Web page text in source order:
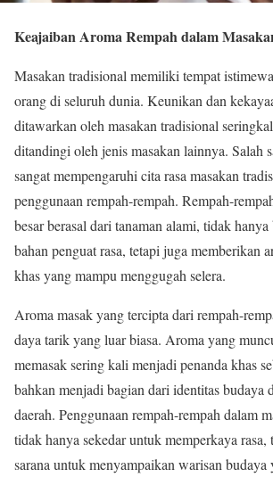
Keajaiban Aroma Rempah dalam
Masakan tradisional memiliki tempat
orang di seluruh dunia. Keunikan dan
ditawarkan oleh masakan tradisional
ditandingi oleh jenis masakan lainnya. Salah
sangat mempengaruhi cita rasa masakan
penggunaan rempah-rempah. Rempah-
besar berasal dari tanaman alami, tidak
bahan penguat rasa, tetapi juga memberikan
khas yang mampu menggugah selera.
Aroma masak yang tercipta dari rempah-
daya tarik yang luar biasa. Aroma yang
memasak sering kali menjadi penanda khas
bahkan menjadi bagian dari identitas budaya
daerah. Penggunaan rempah-rempah dalam
tidak hanya sekedar untuk memperkaya rasa,
sarana untuk menyampaikan warisan